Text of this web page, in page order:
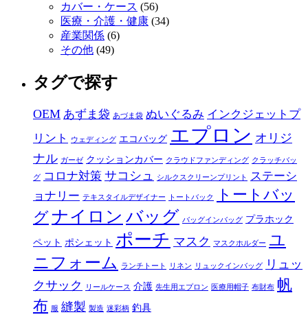
カバー・ケース (56)
医療・介護・健康 (34)
産業関係 (6)
その他 (49)
タグで探す
OEM あずま袋 あづま袋 ぬいぐるみ インクジェットプ
リント
ウェディング エコバッグ エプロン オリジ
ナル ガーゼ クッションカバー クラウドファンディング クラッチバッ
グ コロナ対策 サコシュ シルクスクリーンプリント
ステーシ
ョナリー テキスタイルデザイナー トートバック
トートバッ
グナイロン バッグ バッグインバッグ プラホック
ペット ポシェット ポーチ マスク マスクホルダー ユ
ニフォーム
ランチトート リネン リュックインバッグ
リュッ
クサック
リールケース 介護 先生用エプロン 医療用帽子 布財布 帆
布 服 縫製 製造 迷彩柄 釣具